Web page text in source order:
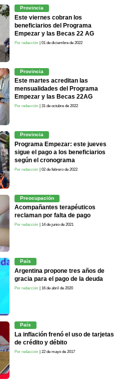
Provincia
Este viernes cobran los
beneficiarios del Programa
Empezar y las Becas 22 AG
Por redacción | 01 de diciembre de 2022
Provincia
Este martes acreditan las
mensualidades del Programa
Empezar y las Becas 22AG
Por redacción | 31 de octubre de 2022
Provincia
Programa Empezar: este jueves
sigue el pago a los beneficiarios
según el cronograma
Por redacción | 02 de febrero de 2022
Preocupación
Acompañantes terapéuticos
reclaman por falta de pago
Por redacción | 14 de junio de 2021
País
Argentina propone tres años de
gracia para el pago de la deuda
Por redacción | 16 de abril de 2020
País
La inflación frenó el uso de tarjetas
de crédito y débito
Por redacción | 22 de mayo de 2017